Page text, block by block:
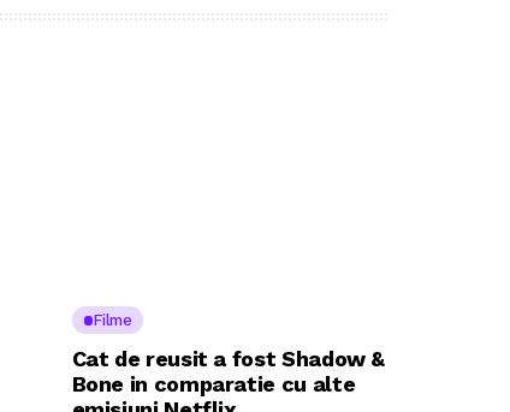
Filme
Cat de reusit a fost Shadow &
Bone in comparatie cu alte